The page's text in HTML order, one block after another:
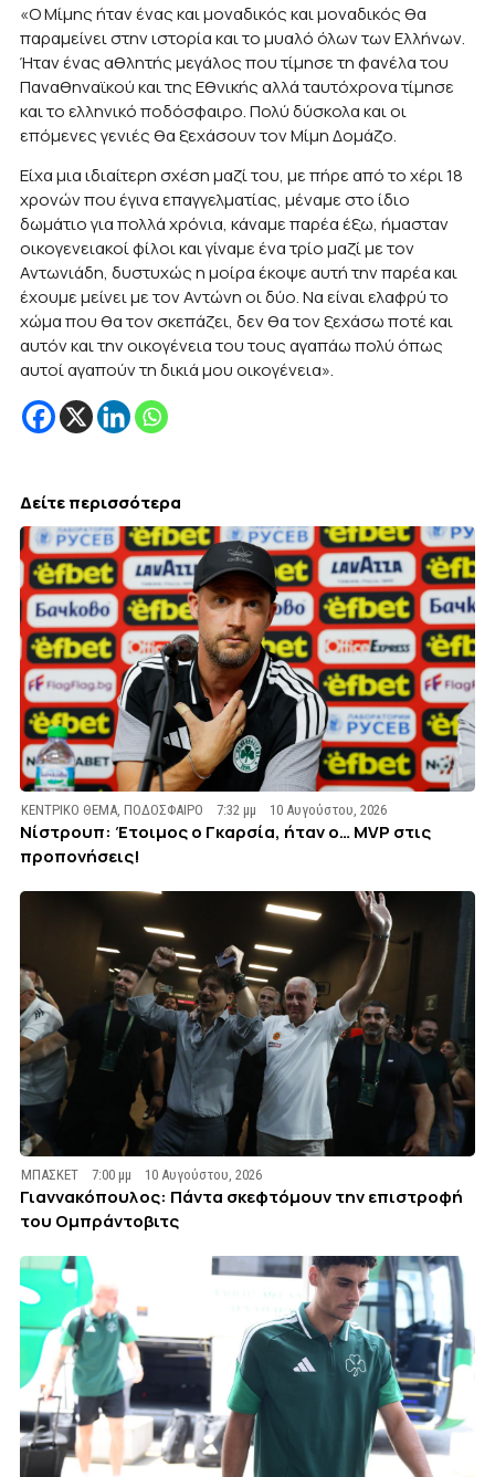
«Ο Μίμης ήταν ένας και μοναδικός και μοναδικός θα
παραμείνει στην ιστορία και το μυαλό όλων των Ελλήνων.
Ήταν ένας αθλητής μεγάλος που τίμησε τη φανέλα του
Παναθηναϊκού και της Εθνικής αλλά ταυτόχρονα τίμησε
και το ελληνικό ποδόσφαιρο. Πολύ δύσκολα και οι
επόμενες γενιές θα ξεχάσουν τον Μίμη Δομάζο.
Είχα μια ιδιαίτερη σχέση μαζί του, με πήρε από το χέρι 18
χρονών που έγινα επαγγελματίας, μέναμε στο ίδιο
δωμάτιο για πολλά χρόνια, κάναμε παρέα έξω, ήμασταν
οικογενειακοί φίλοι και γίναμε ένα τρίο μαζί με τον
Αντωνιάδη, δυστυχώς η μοίρα έκοψε αυτή την παρέα και
έχουμε μείνει με τον Αντώνη οι δύο. Να είναι ελαφρύ το
χώμα που θα τον σκεπάζει, δεν θα τον ξεχάσω ποτέ και
αυτόν και την οικογένεια του τους αγαπάω πολύ όπως
αυτοί αγαπούν τη δικιά μου οικογένεια».
Δείτε περισσότερα
ΚΕΝΤΡΙΚΟ ΘΕΜΑ,ΠΟΔΟΣΦΑΙΡΟ 7:32 μμ 10 Αυγούστου, 2026
Νίστρουπ: Έτοιμος ο Γκαρσία, ήταν ο… MVP στις
προπονήσεις!
ΜΠΑΣΚΕΤ 7:00 μμ 10 Αυγούστου, 2026
Γιαννακόπουλος: Πάντα σκεφτόμουν την επιστροφή
του Ομπράντοβιτς